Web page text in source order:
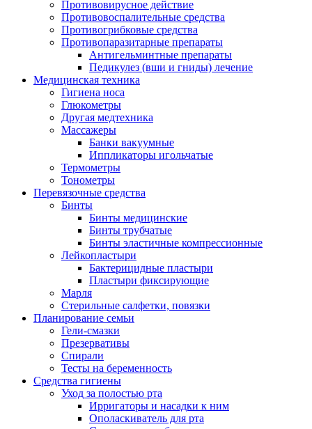
Противовирусное действие
Противовоспалительные средства
Противогрибковые средства
Противопаразитарные препараты
Антигельминтные препараты
Педикулез (вши и гниды) лечение
Медицинская техника
Гигиена носа
Глюкометры
Другая медтехника
Массажеры
Банки вакуумные
Иппликаторы игольчатые
Термометры
Тонометры
Перевязочные средства
Бинты
Бинты медицинские
Бинты трубчатые
Бинты эластичные компрессионные
Лейкопластыри
Бактерицидные пластыри
Пластыри фиксирующие
Марля
Стерильные салфетки, повязки
Планирование семьи
Гели-смазки
Презервативы
Спирали
Тесты на беременность
Средства гигиены
Уход за полостью рта
Ирригаторы и насадки к ним
Ополаскиватель для рта